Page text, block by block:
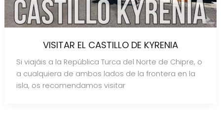
VISITAR EL CASTILLO DE KYRENIA
Si viajáis a la República Turca del Norte de Chipre, o
a cualquiera de ambos lados de la frontera en la
isla, os recomendamos visitar